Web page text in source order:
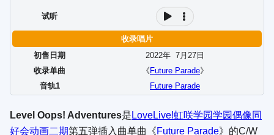
试听
收录唱片
初售日期
2022年 7月 27 日
收录单曲
《 Future Parade》
音轨1
Future Parade
Level Oops! Adventures是 LoveLive!虹咲学园学园偶像同
好会动画二期第五弹插入曲单曲《Future Parade》的C/W